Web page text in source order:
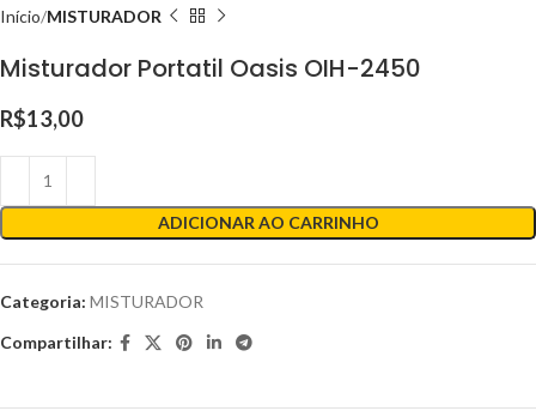
Início MISTURADOR
Misturador Portatil Oasis OIH-2450
R$13,00
ADICIONAR AO CARRINHO
Categoria: MISTURADOR
Compartilhar: